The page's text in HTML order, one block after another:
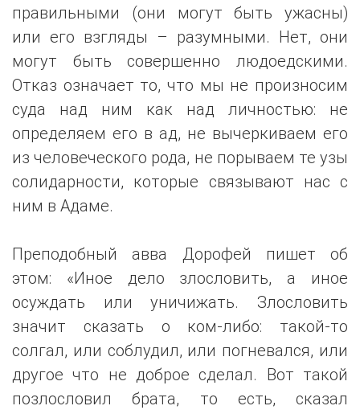
правильными (они могут быть ужасны)
или его взгляды – разумными. Нет, они
могут быть совершенно людоедскими.
Отказ означает то, что мы не произносим
суда над ним как над личностью: не
определяем его в ад, не вычеркиваем его
из человеческого рода, не порываем те узы
солидарности, которые связывают нас с
ним в Адаме.
Преподобный авва Дорофей пишет об
этом: «Иное дело злословить, а иное
осуждать или уничижать. Злословить
значит сказать о ком-либо: такой-то
солгал, или соблудил, или погневался, или
другое что не доброе сделал. Вот такой
позлословил брата, то есть, сказал